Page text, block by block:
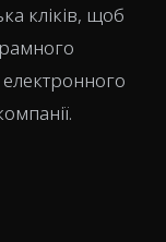
кліків, щоб